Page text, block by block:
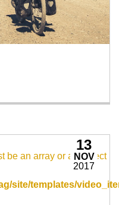
be an array or an object
site/templates/
13
NOV
2017